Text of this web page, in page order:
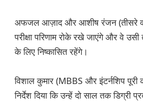
अफजल आज़ाद और आशीष रंजन (तीसरे
परीक्षा परिणाम रोके रखे जाएंगे और वे
के लिए निष्कासित रहेंगे।
विशाल कुमार (MBBS और इंटर्नशिप
निर्देश दिया कि उन्हें दो साल तक डिग्री